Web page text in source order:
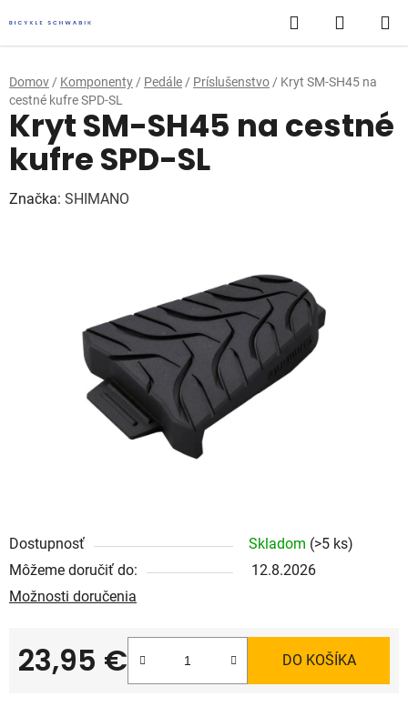
na
obsah
Hľadať
KOŠÍK
Domov / Komponenty / Pedále / Príslušenstvo / Kryt SM-SH45 na
cestné kufre SPD-SL
Dostupnosť Skladom (>5 ks)
Môžeme doručiť do:
12.8.2026
Možnosti doručenia
23,95 €
Jednotková cena:
DO KOŠÍKA
Kryt SM-SH45 na cestné
kufre SPD-SL
Značka: SHIMANO